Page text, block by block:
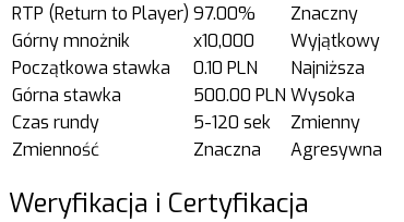
RTP (Return to Player) 97.00%
Znaczny
Górny mnożnik
x10,000
Wyjątkowy
Początkowa stawka
0.10 PLN
Najniższa
Górna stawka
500.00 PLN Wysoka
Czas rundy
5-120 sek
Zmienny
Zmienność
Znaczna Agresywna
Weryfikacja i Certyfikacja